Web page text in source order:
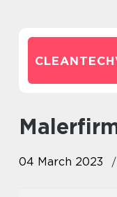
04 March 2023